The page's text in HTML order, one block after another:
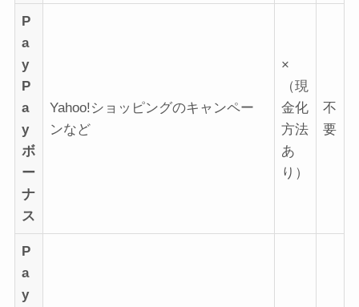
P
a
y
P
a
y
ボ
ー
ナ
ス
Yahoo!ショッピングのキャンペー
ンなど
×
（現
金化
方法
あ
り）
不
要
P
a
y